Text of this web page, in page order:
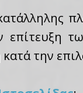
επίτευξη
την